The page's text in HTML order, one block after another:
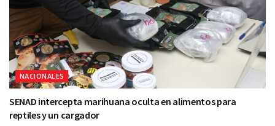
NACIONALES
SENAD intercepta marihuana oculta en alimentos para
reptiles y un cargador